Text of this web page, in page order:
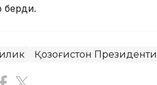
берди.
Қозоғистон Президенти